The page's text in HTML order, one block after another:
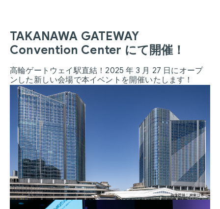
TAKANAWA GATEWAY
Convention Center にて開催！
高輪ゲートウェイ駅直結！2025 年 3 月 27 日にオープ
ンした新しい会場で本イベントを開催いたします！